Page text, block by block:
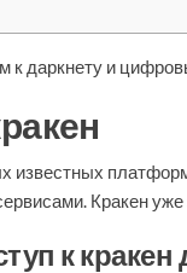
к даркнету и
известных
Кракен уже
к кракен